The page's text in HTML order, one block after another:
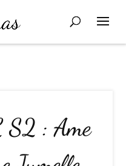
: Ame